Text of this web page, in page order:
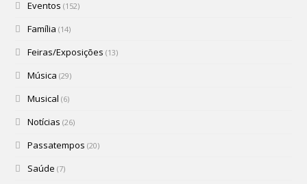
Eventos (152)
Família (14)
Feiras/Exposições (13)
Música (29)
Musical (6)
Notícias (26)
Passatempos (20)
Saúde (7)